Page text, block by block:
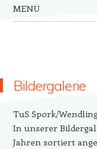
MENÜ
Bildergalerie
TuS Spork/
In unserer
Jahren sortiert